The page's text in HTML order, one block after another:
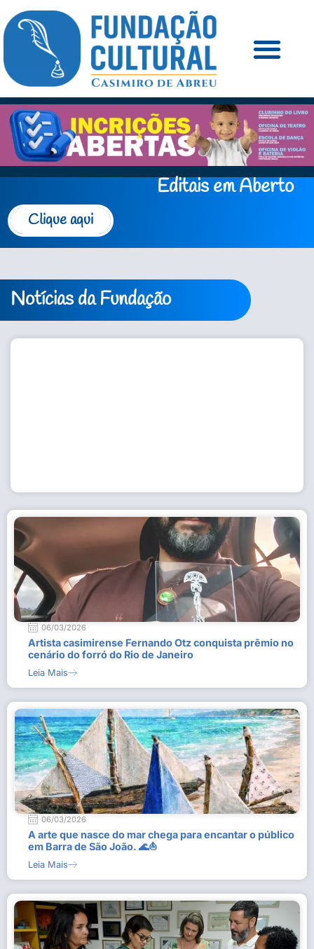
Editais em Aberto
Clique aqui
Notícias da Fundação
06/03/2026
Artista casimirense Fernando Otz conquista prêmio no
cenário do forró do Rio de Janeiro
Leia Mais
06/03/2026
A arte que nasce do mar chega para encantar o público
em Barra de São João. 🌊⛵
Leia Mais